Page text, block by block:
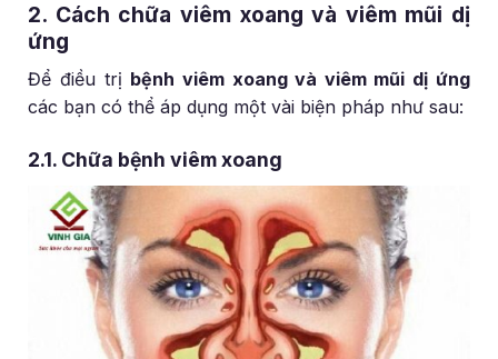
2. Cách chữa viêm xoang và viêm mũi dị
ứng
Để điều trị bệnh viêm xoang và viêm mũi dị ứng
các bạn có thể áp dụng một vài biện pháp như sau:
2.1. Chữa bệnh viêm xoang